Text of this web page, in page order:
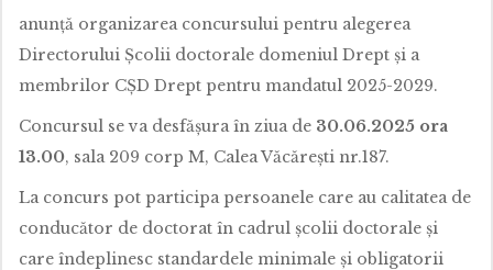
anunță organizarea concursului pentru alegerea
Directorului Școlii doctorale domeniul Drept și a
membrilor CȘD Drept pentru mandatul 2025-2029.
Concursul se va desfășura în ziua de 30.06.2025 ora
13.00, sala 209 corp M, Calea Văcărești nr.187.
La concurs pot participa persoanele care au calitatea de
conducător de doctorat în cadrul școlii doctorale și
care îndeplinesc standardele minimale și obligatorii